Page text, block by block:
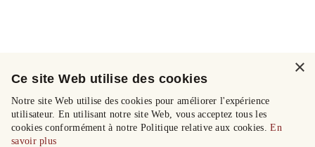
×
Ce site Web utilise des cookies
Notre site Web utilise des cookies pour améliorer l'expérience
utilisateur. En utilisant notre site Web, vous acceptez tous les
cookies conformément à notre Politique relative aux cookies.En
savoir plus